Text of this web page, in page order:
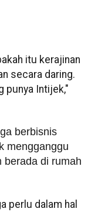
itu kerajinan
secara daring.
punya Intijek,"
berbisnis
mengganggu
berada di rumah
perlu dalam hal